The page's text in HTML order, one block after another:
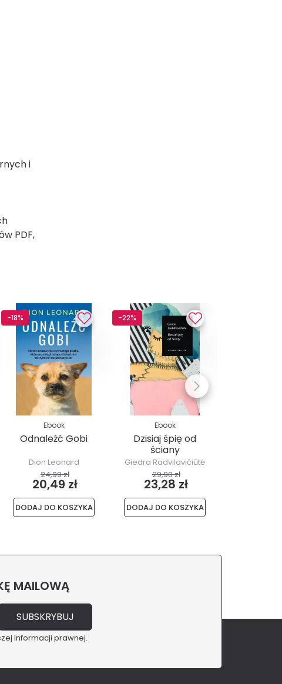
i
PDF,
-18%
Ebook
Odnaleźć Gobi
Dion Leonard
24,99 zł
20,49 zł
DODAJ DO KOSZYKA
-22%
Ebook
Dzisiaj śpię od
ściany
Giedra Radvilavičiūtė
29,90 zł
23,28 zł
DODAJ DO KOSZYKA
MAILOWĄ
informacji prawnej.